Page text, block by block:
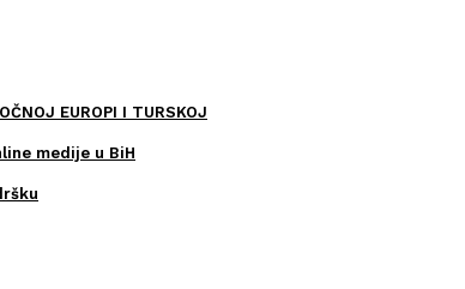
EUROPI I TURSKOJ
medije u BiH